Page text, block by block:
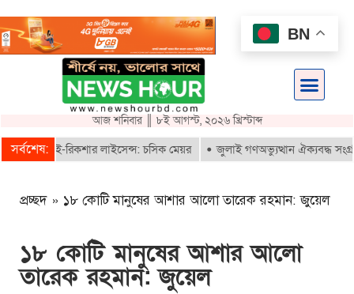
আজ শনিবার ║ ৮ই আগস্ট, ২০২৬ খ্রিস্টাব্দ
সর্বশেষ:
পাবে ই-রিকশার লাইসেন্স: চসিক মেয়র জুলাই গণঅভ্যুত্থান ঐক্যবদ্ধ
প্রচ্ছদ » ১৮ কোটি মানুষের আশার আলো তারেক রহমান: জুয়েল
১৮ কোটি মানুষের আশার আলো
তারেক রহমান: জুয়েল
BN